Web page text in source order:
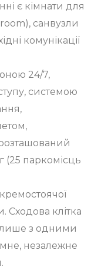
є кімнати для
санвузли
комунікації
24/7,
системою
(25 паркомісць
Сходова клітка
лише з одними
незалежне